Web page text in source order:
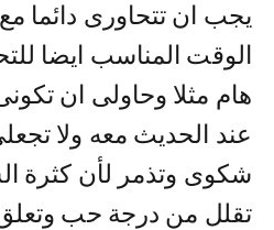
يجب ان تتحاورى دائما
الوقت المناسب ايضا
هام مثلا وحاولى ان
عند الحديث معه ولا
شكوى وتذمر لأن كثرة
تقلل من درجة حب وتعلق